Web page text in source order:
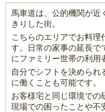
馬車道は、公的機関が近
きりした街。
こちらのエリアでお料理
す。日常の家事の延長で
にファミリー世帯の利用
自分でシフトを決められ
に働くことも可能です。
お客様宅と同じ環境で
現場での困ったことや不